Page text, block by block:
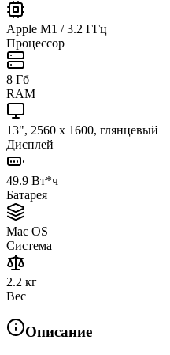
Apple M1 / 3.2 ГГц
Процессор
8 Гб
RAM
13", 2560 x 1600, глянцевый
Дисплей
49.9 Вт*ч
Батарея
Mac OS
Система
2.2 кг
Вес
Описание